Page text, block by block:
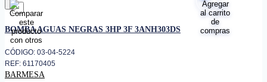
favorito
BOMBA AGUAS NEGRAS 3HP 3F 3ANH303DS
CÓDIGO: 03-04-5224
REF: 61170405
BARMESA